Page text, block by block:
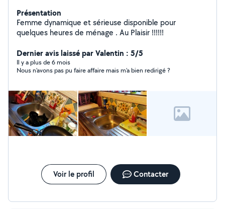
Présentation
Femme dynamique et sérieuse disponible pour
quelques heures de ménage . Au Plaisir !!!!!!
Dernier avis laissé par Valentin : 5/5
Il y a plus de 6 mois
Nous n’avons pas pu faire affaire mais m’a bien redirigé ?
Voir le profil Contacter